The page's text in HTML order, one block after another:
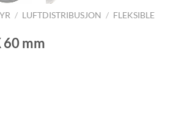
/ LUFTDISTRIBUSJON / FLEKSIBLE
mm